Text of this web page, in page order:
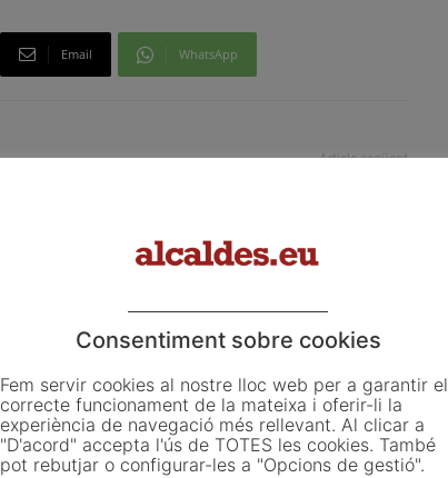
Email WhatsApp
Article següent
Consentiment sobre cookies
Fem servir cookies al nostre lloc web per a garantir el
correcte funcionament de la mateixa i oferir-li la
experiència de navegació més rellevant. Al clicar a
"D'acord" accepta l'ús de TOTES les cookies. També
pot rebutjar o configurar-les a "Opcions de gestió".